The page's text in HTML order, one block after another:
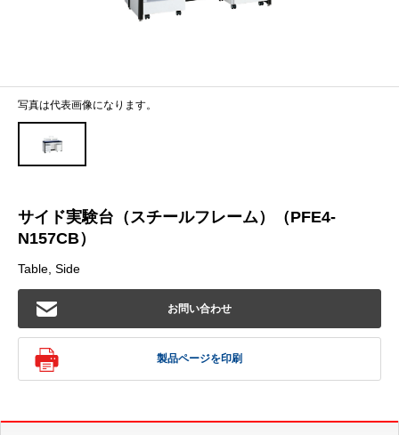
写真は代表画像になります。
サイド実験台（スチールフレーム）（PFE4-
N157CB）
Table, Side
お問い合わせ
製品ページを印刷